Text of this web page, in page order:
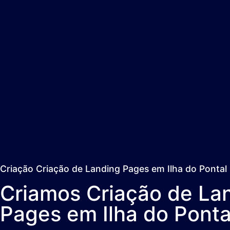
Criação Criação de Landing Pages em Ilha do Pontal
Criamos Criação de
Pages em Ilha do